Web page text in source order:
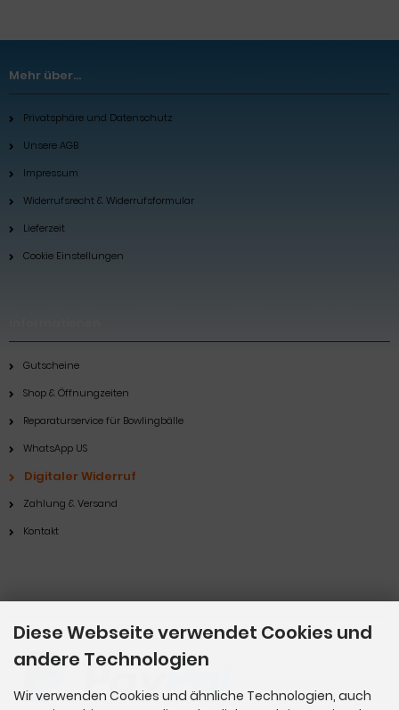
Mehr über...
Privatsphäre und Datenschutz
Unsere AGB
Impressum
Widerrufsrecht & Widerrufsformular
Lieferzeit
Cookie Einstellungen
Gutscheine
Shop & Öffnungzeiten
Reparaturservice für Bowlingbälle
WhatsApp US
Digitaler Widerruf
Zahlung & Versand
Kontakt
Zahlungsmethoden
Diese Webseite verwendet Cookies und
andere Technologien
Wir verwenden Cookies und ähnliche Technologien, auch